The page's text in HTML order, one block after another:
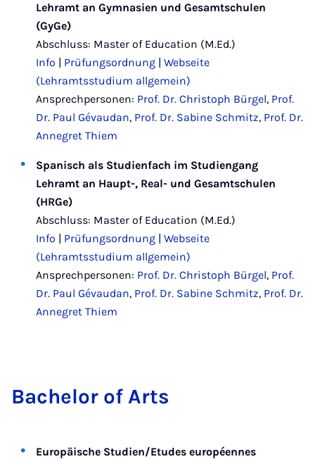
Lehramt an Gymnasien und Gesamtschulen
(GyGe)
Abschluss: Master of Education (M.Ed.)
Info | Prüfungsordnung |Webseite
(Lehramtsstudium allgemein)
Ansprechpersonen: Prof. Dr. Christoph Bürgel, Prof.
Dr. Paul Gévaudan, Prof. Dr. Sabine Schmitz, Prof. Dr.
Annegret Thiem
Spanisch als Studienfach im Studiengang
Lehramt an Haupt-, Real- und Gesamtschulen
(HRGe)
Abschluss: Master of Education (M.Ed.)
Info | Prüfungsordnung |Webseite
(Lehramtsstudium allgemein)
Ansprechpersonen: Prof. Dr. Christoph Bürgel, Prof.
Dr. Paul Gévaudan, Prof. Dr. Sabine Schmitz, Prof. Dr.
Annegret Thiem
Bach­el­or of Arts
Europäische Studien/Etudes européennes